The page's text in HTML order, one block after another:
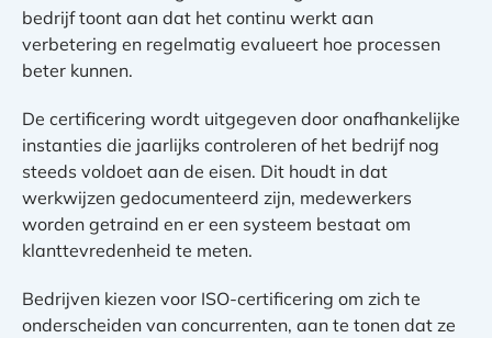
bedrijf toont aan dat het continu werkt aan
verbetering en regelmatig evalueert hoe processen
beter kunnen.
De certificering wordt uitgegeven door onafhankelijke
instanties die jaarlijks controleren of het bedrijf nog
steeds voldoet aan de eisen. Dit houdt in dat
werkwijzen gedocumenteerd zijn, medewerkers
worden getraind en er een systeem bestaat om
klanttevredenheid te meten.
Bedrijven kiezen voor ISO-certificering om zich te
onderscheiden van concurrenten, aan te tonen dat ze